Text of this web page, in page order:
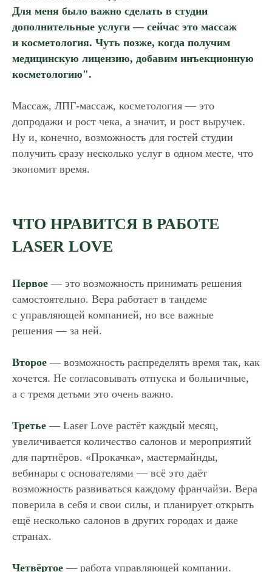
Для меня было важно сделать в студии
дополнительные услуги — сейчас это массаж
и косметология. Чуть позже, когда получим
медицинскую лицензию, добавим инъекционную
косметологию".
Массаж, ЛПГ-массаж, косметология — это
допродажи и рост чека, а значит, и рост выручек.
Ну и, конечно, возможность для гостей студии
получить сразу несколько услуг в одном месте, что
экономит время.
ЧТО НРАВИТСЯ В РАБОТЕ
LASER LOVE
Первое — это возможность принимать решения
самостоятельно. Вера работает в тандеме
с управляющей компанией, но все важные
решения — за ней.
Второе — возможность распределять время так, как
хочется. Не согласовывать отпуска и больничные,
а с тремя детьми это очень важно.
Третье — Laser Love растёт каждый месяц,
увеличивается количество салонов и мероприятий
для партнёров. «Прокачка», мастермайнды,
вебинары с основателями — всё это даёт
возможность развиваться каждому франчайзи. Вера
поверила в себя и свои силы, и планирует открыть
ещё несколько салонов в других городах и даже
странах.
Четвёртое — работа управляющей компании.
Остались вопросы?
Наш специалист свяжется с вами
соглашаюсь с условиями
ипредоставлением
Отправить